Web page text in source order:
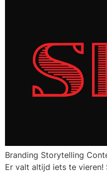
Branding Storytelling
Er valt altijd iets te vieren!